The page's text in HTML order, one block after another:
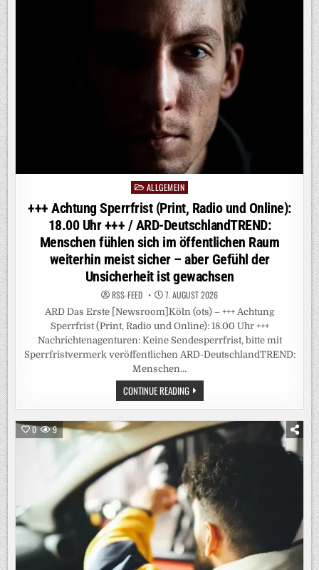
+++
/
ARD-
DEUTSCHLANDTREND:
SIEBEN
VON
ZEHN
DEUTSCHEN
BEFÜRWORTEN
VERLÄNGERUNG
DER
GRENZKONTROLLEN
Posted
in
ALLGEMEIN
+++ Achtung Sperrfrist (Print, Radio und Online):
18.00 Uhr +++ / ARD-DeutschlandTREND:
Menschen fühlen sich im öffentlichen Raum
weiterhin meist sicher – aber Gefühl der
Unsicherheit ist gewachsen
RSS-FEED 7. AUGUST 2026
ARD Das Erste [Newsroom]Köln (ots) – +++ Achtung
Sperrfrist (Print, Radio und Online): 18.00 Uhr +++
Nachrichtenagenturen: Keine Sendesperrfrist, bitte mit
Sperrfristvermerk veröffentlichen ARD-DeutschlandTREND:
Menschen…
CONTINUE READING+++
ACHTUNG
SPERRFRIST
RADIO
UND
ONLINE):
18.00
UHR
+++
/
ARD-
DEUTSCHLANDTREND:
MENSCHEN
FÜHLEN
SICH
IM
ÖFFENTLICHEN
RAUM
WEITERHIN
0 9